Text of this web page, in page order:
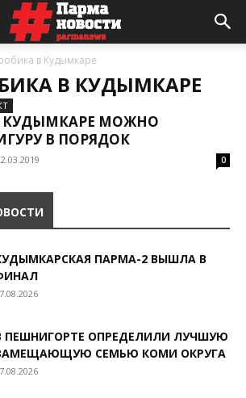
в Кудымкаре
В КУДЫМКАРЕ
КУДЫМКАРЕ МОЖНО
В ПОРЯДОК
0
ПАРМА-2 ВЫШЛА В
ПЕШНИГОРТЕ ОПРЕДЕЛИЛИ ЛУЧШУЮ
СЕМЬЮ КОМИ ОКРУГА